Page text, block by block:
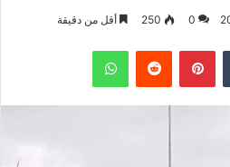
0
250 أقل من دقيقة
بينتيريست واتساب